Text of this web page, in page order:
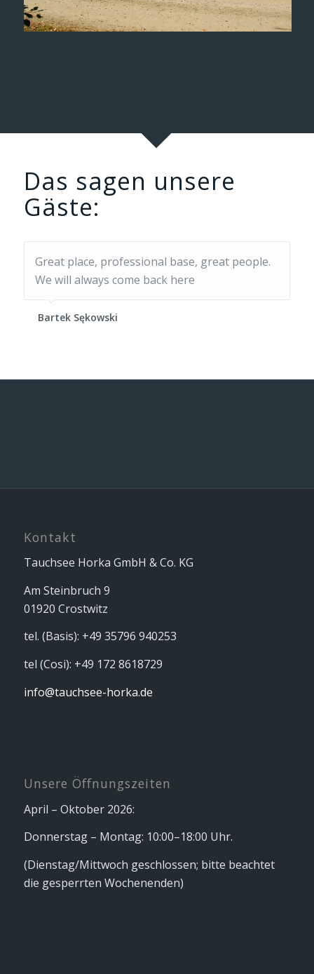
Das sagen unsere
Gäste:
Great place, professional base, great people.
We will always come back here
Bartek Sękowski
Tolle Basisleitung, tolle saubere Location und
toller Tauchplatz
Kai-o Guttschau
Kontakt
Tauchsee Horka GmbH & Co. KG
Am Steinbruch 9
01920 Crostwitz
tel. (Basis): +49 35796 940253
tel (Cosi): +49 172 8618729
info@tauchsee-horka.de
Unsere Öffnungszeiten
April – Oktober 2026:
Donnerstag – Montag: 10:00–18:00 Uhr.
(Dienstag/Mittwoch geschlossen; bitte beachtet
die gesperrten Wochenenden)